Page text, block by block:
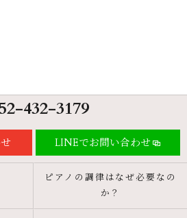
432-3179
LINEでお問い合わせ
ピアノの調律はなぜ必要なの
か？